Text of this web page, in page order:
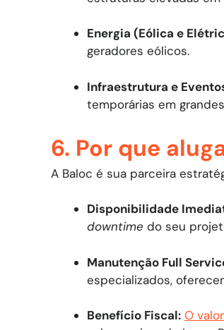
Energia (Eólica e
geradores eólicos.
Infraestrutura e
temporárias em
6. Por que
A Baloc é sua parceira
Disponibilidade
downtime do seu
Manutenção Full
especializados,
Benefício Fiscal: O